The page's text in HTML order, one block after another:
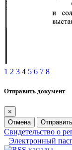
1 2 3 4 5 6 7 8
Отправить документ
×
Отмена
Отправить
Свидетельство о
Электронный